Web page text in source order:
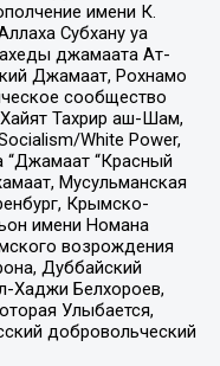
имени К.
Субхану уа
джамаата Ат-
Джамаат, Рохнамо
сообщество
Тахрир аш-Шам,
White Power,
“Джамаат “Красный
Мусульманская
Крымско-
имени Номана
возрождения
Дуббайский
Хаджи Белхороев,
Улыбается,
добровольческий